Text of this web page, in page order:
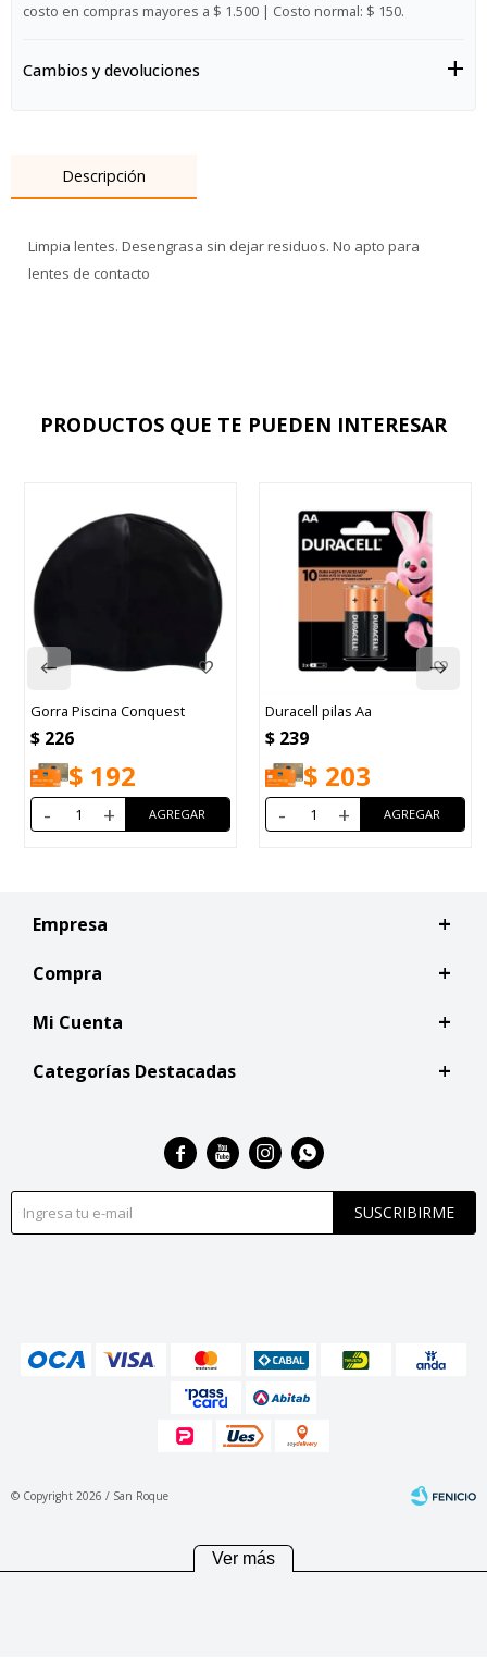
costo en compras mayores a $ 1.500 | Costo normal: $ 150.
Cambios y devoluciones
Descripción
Limpia lentes. Desengrasa sin dejar residuos. No apto para
lentes de contacto
PRODUCTOS QUE TE PUEDEN INTERESAR
Gorra Piscina Conquest
$ 226
$ 192
- +
Duracell pilas Aa
$ 239
$ 203
- +
Empresa
Compra
Mi Cuenta
Categorías Destacadas
SUSCRIBIRME
   
© Copyright 2026 / San Roque
Ver más